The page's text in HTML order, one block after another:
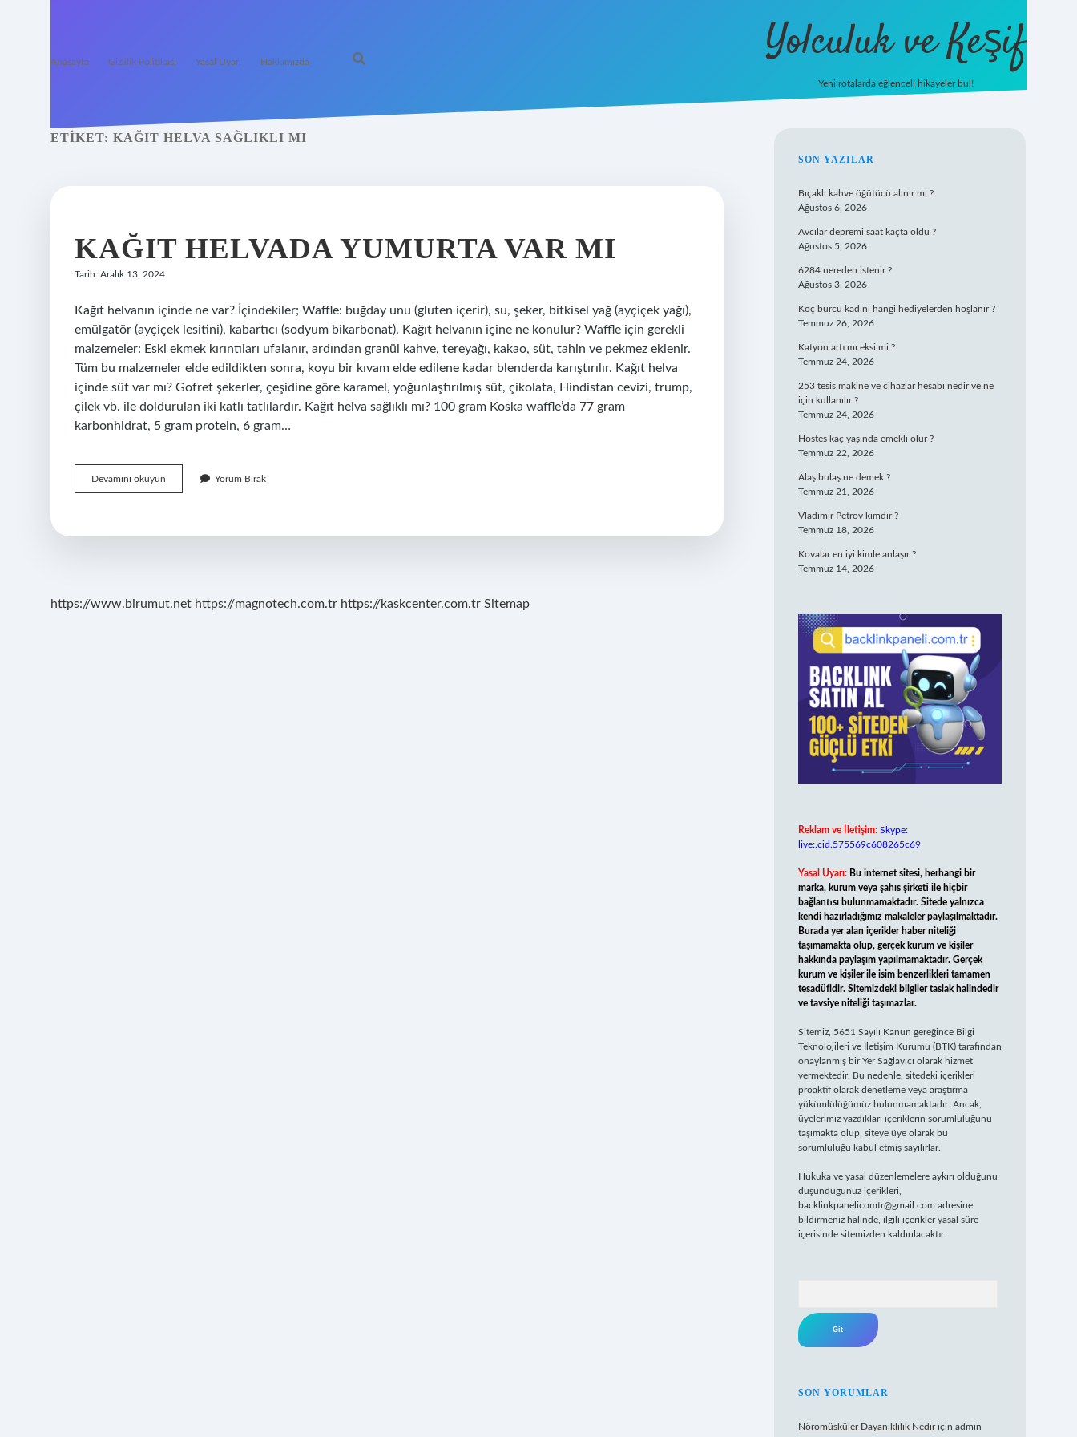
Anasayfa Gizlilik Politikası Yasal Uyarı Hakkımızda Yolculuk ve Keşif
Yeni rotalarda eğlenceli hikayeler bul!
ETIKET: KAĞIT HELVA SAĞLIKLI MI
KAĞIT HELVADA YUMURTA VAR MI
Tarih: Aralık 13, 2024
Kağıt helvanın içinde ne var? İçindekiler; Waffle: buğday unu (gluten içerir), su, şeker, bitkisel yağ (ayçiçek yağı),
emülgatör (ayçiçek lesitini), kabartıcı (sodyum bikarbonat). Kağıt helvanın içine ne konulur? Waffle için gerekli
malzemeler: Eski ekmek kırıntıları ufalanır, ardından granül kahve, tereyağı, kakao, süt, tahin ve pekmez eklenir.
Tüm bu malzemeler elde edildikten sonra, koyu bir kıvam elde edilene kadar blenderda karıştırılır. Kağıt helva
içinde süt var mı? Gofret şekerler, çeşidine göre karamel, yoğunlaştırılmış süt, çikolata, Hindistan cevizi, trump,
çilek vb. ile doldurulan iki katlı tatlılardır. Kağıt helva sağlıklı mı? 100 gram Koska waffle’da 77 gram
karbonhidrat, 5 gram protein, 6 gram…
Devamını okuyun
Helvada
Mı
Yorum Bırak
https://www.birumut.net https://magnotech.com.tr https://kaskcenter.com.tr Sitemap
SIDEBAR
SON YAZILAR
Bıçaklı kahve öğütücü alınır mı ?
Ağustos 6, 2026
Avcılar depremi saat kaçta oldu ?
Ağustos 5, 2026
6284 nereden istenir ?
Ağustos 3, 2026
Koç burcu kadını hangi hediyelerden hoşlanır ?
Temmuz 26, 2026
Katyon artı mı eksi mi ?
Temmuz 24, 2026
253 tesis makine ve cihazlar hesabı nedir ve ne
için kullanılır ?
Temmuz 24, 2026
Hostes kaç yaşında emekli olur ?
Temmuz 22, 2026
Alaş bulaş ne demek ?
Temmuz 21, 2026
Vladimir Petrov kimdir ?
Temmuz 18, 2026
Kovalar en iyi kimle anlaşır ?
Temmuz 14, 2026
Reklam ve İletişim: Skype:
live:.cid.575569c608265c69
Yasal Uyarı: Bu internet sitesi, herhangi bir
marka, kurum veya şahıs şirketi ile hiçbir
bağlantısı bulunmamaktadır. Sitede yalnızca
kendi hazırladığımız makaleler paylaşılmaktadır.
Burada yer alan içerikler haber niteliği
taşımamakta olup, gerçek kurum ve kişiler
hakkında paylaşım yapılmamaktadır. Gerçek
kurum ve kişiler ile isim benzerlikleri tamamen
tesadüfidir. Sitemizdeki bilgiler taslak halindedir
ve tavsiye niteliği taşımazlar.
Sitemiz, 5651 Sayılı Kanun gereğince Bilgi
Teknolojileri ve İletişim Kurumu (BTK) tarafından
onaylanmış bir Yer Sağlayıcı olarak hizmet
vermektedir. Bu nedenle, sitedeki içerikleri
proaktif olarak denetleme veya araştırma
yükümlülüğümüz bulunmamaktadır. Ancak,
üyelerimiz yazdıkları içeriklerin sorumluluğunu
taşımakta olup, siteye üye olarak bu
sorumluluğu kabul etmiş sayılırlar.
Hukuka ve yasal düzenlemelere aykırı olduğunu
düşündüğünüz içerikleri,
backlinkpanelicomtr@gmail.com adresine
bildirmeniz halinde, ilgili içerikler yasal süre
içerisinde sitemizden kaldırılacaktır.
SON YORUMLAR
Nöromüsküler Dayanıklılık Nediriçin admin